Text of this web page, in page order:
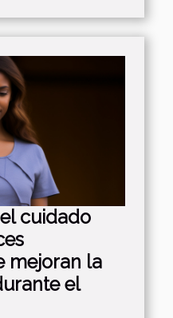
cuidado
mejoran la
el